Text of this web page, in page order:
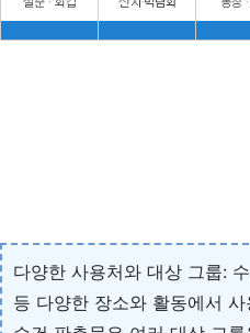
다양한 사용처와 대상 그룹:
등 다양한 장소와 활동에서